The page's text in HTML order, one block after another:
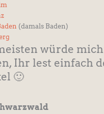
(damals Baden)
würde
Ihr lest einfach
🙂